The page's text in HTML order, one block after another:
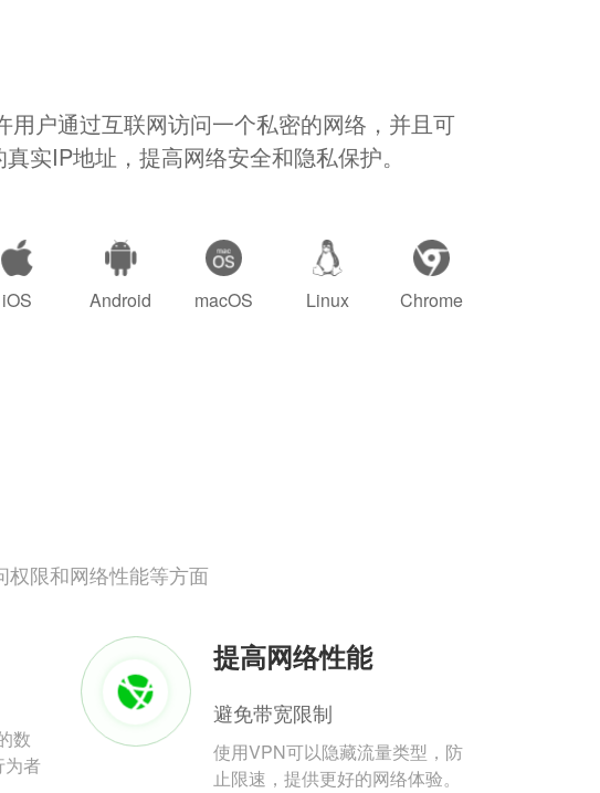
用户通过互联网访问一个私密的网络，并且可
实IP地址，提高网络安全和隐私保护。
iOS Android macOS Linux Chrome
权限和网络性能等方面
数
为者
提高网络性能
避免带宽限制
使用VPN可以隐藏流量类型，防
止限速，提供更好的网络体验。